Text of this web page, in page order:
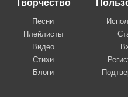
Песни
Плейлисты
Видео
Стихи
Блоги